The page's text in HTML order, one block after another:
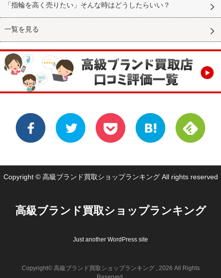
「指輪を高く売りたい」そんな時はどうしたらいい？
一覧を見る
Copyright © 高級ブランド買取ショップランキング All rights reserved
高級ブランド買取ショップランキング
Just another WordPress site
Copyright© 高級ブランド買取ショップランキング , 2026 All Rights